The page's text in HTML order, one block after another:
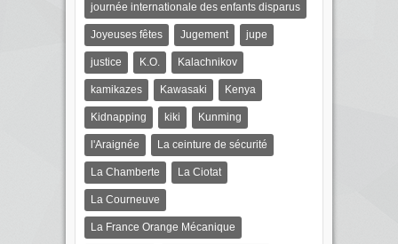
journée internationale des enfants disparus
Joyeuses fêtes Jugement jupe
justice K.O. Kalachnikov
kamikazes Kawasaki Kenya
Kidnapping kiki Kunming
l'Araignée La ceinture de sécurité
La Chamberte La Ciotat
La Courneuve
La France Orange Mécanique